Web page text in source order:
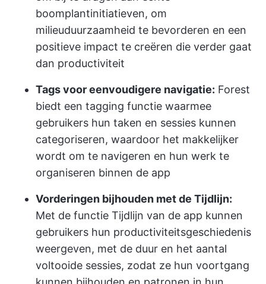
boomplantinitiatieven, om
milieuduurzaamheid te bevorderen en een
positieve impact te creëren die verder gaat
dan productiviteit
Tags voor eenvoudigere navigatie: Forest
biedt een tagging functie waarmee
gebruikers hun taken en sessies kunnen
categoriseren, waardoor het makkelijker
wordt om te navigeren en hun werk te
organiseren binnen de app
Vorderingen bijhouden met de Tijdlijn:
Met de functie Tijdlijn van de app kunnen
gebruikers hun productiviteitsgeschiedenis
weergeven, met de duur en het aantal
voltooide sessies, zodat ze hun voortgang